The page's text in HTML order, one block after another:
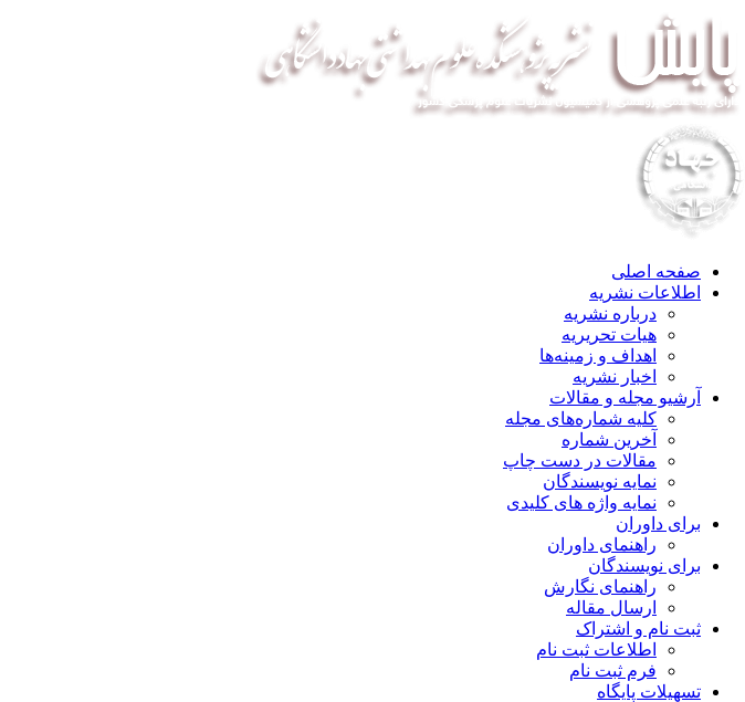
صفحه اصلی
اطلاعات نشریه
درباره نشریه
هیات تحریریه
اهداف و زمینه‌ها
اخبار نشریه
آرشیو مجله و مقالات
کلیه شماره‌های مجله
آخرین شماره
مقالات در دست چاپ
نمایه نویسندگان
نمایه واژه های کلیدی
برای داوران
راهنمای داوران
برای نویسندگان
راهنمای نگارش
ارسال مقاله
ثبت نام و اشتراک
اطلاعات ثبت نام
فرم ثبت نام
تسهیلات پایگاه